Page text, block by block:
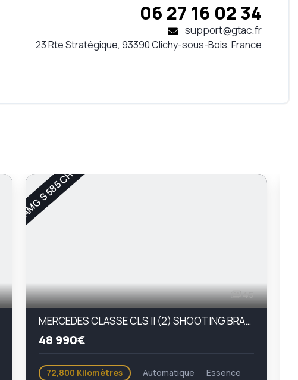
06 27 16 02 34
support@gtac.fr
23 Rte Stratégique, 93390 Clichy-sous-Bois, France
AMG S 585 CH
45
MERCEDES CLASSE CLS II (2) SHOOTING BRAKE 5.5 63 AMG S 4MATIC
48 990€
72,800 Kilomètres Automatique
Essence